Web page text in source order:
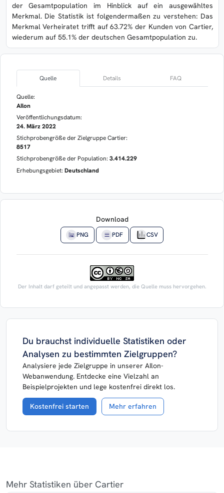
der Gesamtpopulation im Hinblick auf ein ausgewähltes
Merkmal. Die Statistik ist folgendermaßen zu verstehen: Das
Merkmal Verheiratet trifft auf 63.72% der Kunden von Cartier,
wiederum auf 55.1% der deutschen Gesamtpopulation zu.
Quelle Details FAQ
Quelle:
AIlon
Veröffentlichungsdatum:
24. März 2022
Stichprobengröße der Zielgruppe Cartier:
8517
Stichprobengröße der Population: 3.414.229
Erhebungsgebiet: Deutschland
Download
PNG PDF CSV
Der Inhalt darf geteilt und angepasst werden, die Quelle muss hervorgehen.
Du brauchst individuelle Statistiken oder
Analysen zu bestimmten Zielgruppen?
Analysiere jede Zielgruppe in unserer AIlon-
Webanwendung. Entdecke eine Vielzahl an
Beispielprojekten und lege kostenfrei direkt los.
Kostenfrei starten Mehr erfahren
Mehr Statistiken über Cartier